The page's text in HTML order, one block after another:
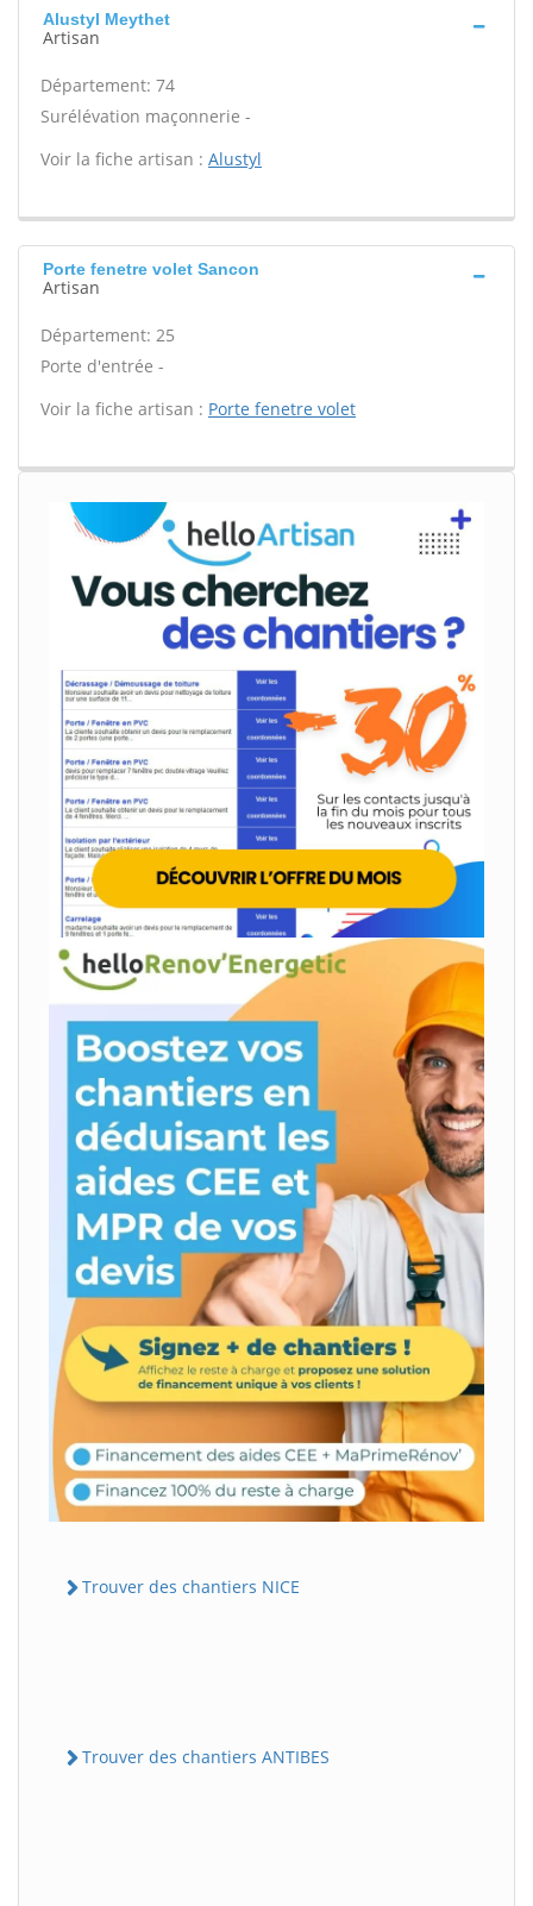
Alustyl Meythet
Artisan
Département: 74
Surélévation maçonnerie -
Voir la fiche artisan : Alustyl
Porte fenetre volet Sancon
Artisan
Département: 25
Porte d'entrée -
Voir la fiche artisan : Porte fenetre volet
Trouver des chantiers NICE
Trouver des chantiers ANTIBES